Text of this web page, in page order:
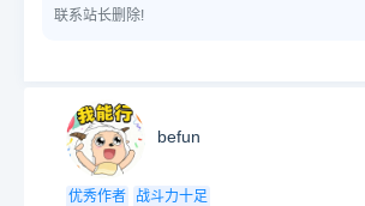
联系站长删除!
befun
优秀作者 战斗力十足